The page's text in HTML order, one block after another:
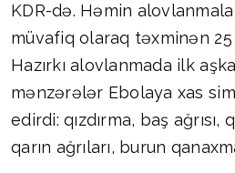
KDR-də. Həmin
müvafiq olaraq təxminən
Hazırkı alovlanmada ilk
mənzərələr Ebolaya xas
edirdi: qızdırma, baş ağrısı,
qarın ağrıları, burun